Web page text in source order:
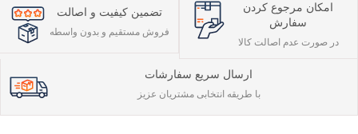
امکان مرجوع کردن
سفارش
در صورت عدم اصالت کالا
تضمین کیفیت و اصالت
فروش مستقیم و بدون واسطه
ارسال سریع سفارشات
با طریقه انتخابی مشتریان عزیز